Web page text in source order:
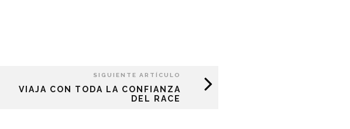
SIGUIENTE ARTÍCULO
VIAJA CON TODA LA CONFIANZA
DEL RACE